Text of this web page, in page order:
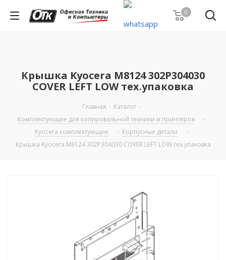
0
Крышка Kyocera M8124 302P304030
COVER LEFT LOW тех.упаковка
Главная - Каталог -
Комплектующие для копировальной техники и принтеров
-
Kyocera комплектующие
- Корпусные детали
-
Крышка Kyocera M8124 302P304030 COVER LEFT LOW тех.упаковка